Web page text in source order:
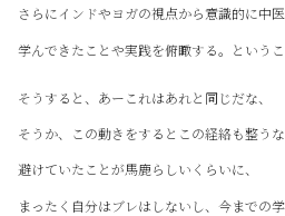
さらにインドやヨガの視点から意識的に中
学んできたことや実践を俯瞰する。という
そうすると、あーこれはあれと同じだな、
そうか、この動きをするとこの経絡も整うな
避けていたことが馬鹿らしいくらいに、
まったく自分はブレはしないし、今までの